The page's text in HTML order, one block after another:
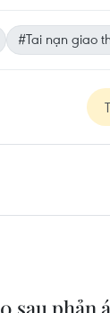
#Tai nạn giao
sau phản